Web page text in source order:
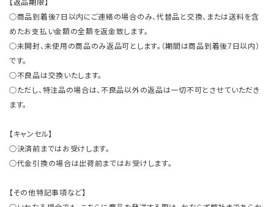
【返品期限】
○商品到着後7日以内にご連絡の場合のみ、代替品と交換、または送料を含
めたお支払い金額の全額を返金致します。
○未開封、未使用の商品のみ返品可とします。（期間は商品到着後7日以内）
です。
○不良品は交換いたします。
○ただし、特注品の場合は、不良品以外の返品は一切不可とさせていただき
ます。
【キャンセル】
○決済前まではお受けします。
○代金引換の場合は出荷前まではお受けします。
【その他特記事項など】